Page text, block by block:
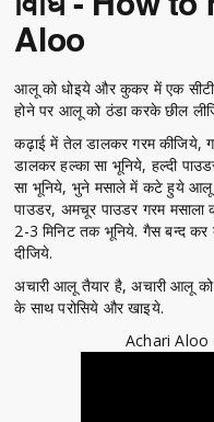
Aloo
आलू को धोइये और कुकर में एक
होने पर आलू को ठंडा करके छील
कढ़ाई में तेल डालकर गरम कीजिये,
डालकर हल्का सा भूनिये, हल्दी
सा भूनिये, भुने मसाले में कटे हुये आलू
पाउडर, अमचूर पाउडर गरम
2-3 मिनिट तक भूनिये. गैस बन्द कर
दीजिये.
अचारी आलू तैयार है, अचारी आलू को
के साथ परोसिये और खाइये.
Achari Aloo